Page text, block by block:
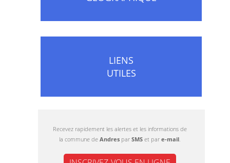
LIENS
UTILES
Recevez rapidement les alertes et les informations de
la commune de Andres par SMS et par e-mail.